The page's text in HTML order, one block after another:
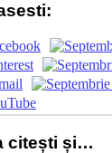
citești și…